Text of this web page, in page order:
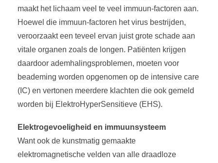
maakt het lichaam veel te veel immuun-factoren aan.
Hoewel die immuun-factoren het virus bestrijden,
veroorzaakt een teveel ervan juist grote schade aan
vitale organen zoals de longen. Patiënten krijgen
daardoor ademhalingsproblemen, moeten voor
beademing worden opgenomen op de intensive care
(IC) en vertonen meerdere klachten die ook gemeld
worden bij ElektroHyperSensitieve (EHS).
Elektrogevoeligheid en immuunsysteem
Want ook de kunstmatig gemaakte
elektromagnetische velden van alle draadloze